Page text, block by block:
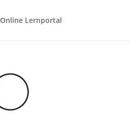
Online Lernportal